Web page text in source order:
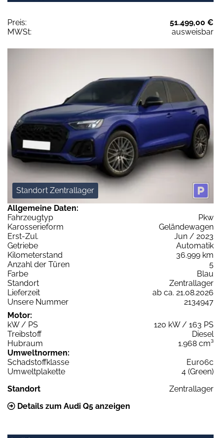
Preis:
51.499,00 €
MWSt:
ausweisbar
Standort Zentrallager
Allgemeine Daten:
Fahrzeugtyp
Pkw
Karosserieform
Geländewagen
Erst-Zul.
Jun / 2023
Getriebe
Automatik
Kilometerstand
36.999 km
Anzahl der Türen
5
Farbe
Blau
Standort
Zentrallager
Lieferzeit
ab ca. 21.08.2026
Unsere Nummer
2134947
Motor:
kW / PS
120 kW / 163 PS
Treibstoff
Diesel
Hubraum
1.968 cm³
Umweltnormen:
Schadstoffklasse
Euro6c
Umweltplakette
4 (Green)
Standort
Zentrallager
Details zum Audi Q5 anzeigen